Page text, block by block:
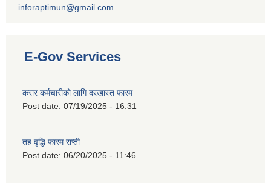
inforaptimun@gmail.com
E-Gov Services
करार कर्मचारीको लागि दरखास्त फारम
Post date: 07/19/2025 - 16:31
तह वृद्धि फारम राप्ती
Post date: 06/20/2025 - 11:46